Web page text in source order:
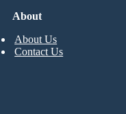
About
About Us
Contact Us